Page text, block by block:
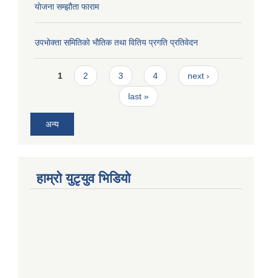
याेजना सम्झौता फाराम
उपभाेक्ता समितिकाे भाैतिक तथा वितिय प्रगति प्रतिवेदन
Pages
1 2 3 4 next ›
last »
अन्य
हाम्राे युटृयुव भिडियाे